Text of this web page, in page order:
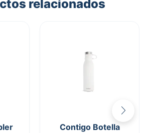
relacionados
Contigo Botella